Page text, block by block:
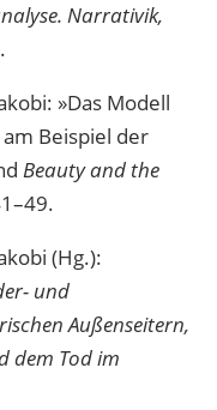
Narrativik,
»Das Modell
Beispiel der
Beauty and the
(Hg.):
und
Außenseitern,
dem Tod im